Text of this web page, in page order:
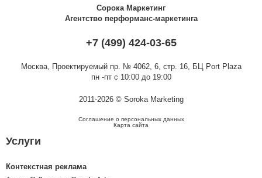
Сорока Маркетинг
Агентство перформанс-маркетинга
+7 (499) 424-03-65
Москва, Проектируемый пр. № 4062, 6, стр. 16, БЦ Port Plaza
пн -пт с 10:00 до 19:00
2011-2026 © Soroka Marketing
Соглашение о персональных данных
Карта сайта
Услуги
Контекстная реклама